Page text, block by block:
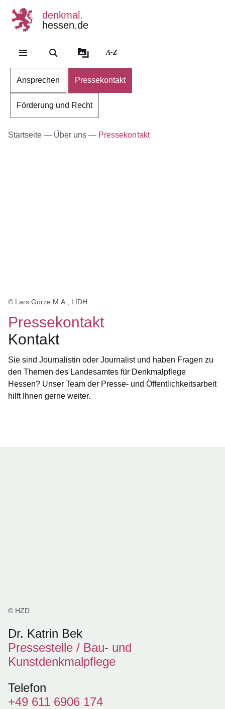
denkmal.
hessen.de
A-Z
Ansprechen Pressekontakt
Förderung und Recht
Startseite Über uns Pressekontakt
© Lars Görze M.A., LfDH
Pressekontakt
Kontakt
Sie sind Journalistin oder Journalist und haben Fragen zu
den Themen des Landesamtes für Denkmalpflege
Hessen? Unser Team der Presse- und Öffentlichkeitsarbeit
hilft Ihnen gerne weiter.
© HZD
Dr. Katrin Bek
Pressestelle / Bau- und
Kunstdenkmalpflege
Telefon
+49 611 6906 174